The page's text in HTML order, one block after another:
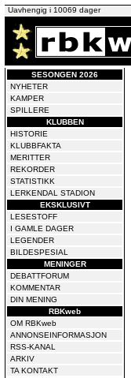
Uavhengig i 10069 dager
SESONGEN 2026
NYHETER
KAMPER
SPILLERE
KLUBBEN
HISTORIE
KLUBBFAKTA
MERITTER
REKORDER
STATISTIKK
LERKENDAL STADION
EKSKLUSIVT
LESESTOFF
I GAMLE DAGER
LEGENDER
BILDESPESIAL
MENINGER
DEBATTFORUM
KOMMENTAR
DIN MENING
RBKweb
OM RBKweb
ANNONSEINFORMASJON
RSS-KANAL
ARKIV
TA KONTAKT